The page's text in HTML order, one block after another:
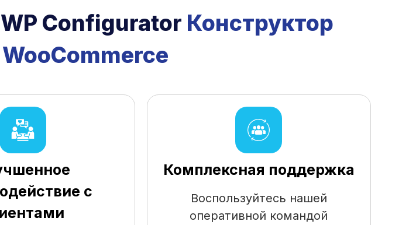
Configurator Конструктор
с
Комплексная поддержка
Воспользуйтесь нашей
оперативной командой